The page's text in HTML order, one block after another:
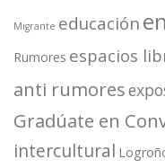
Migrante educación
Rumores espacios
anti rumores
Gradúate en
intercultural